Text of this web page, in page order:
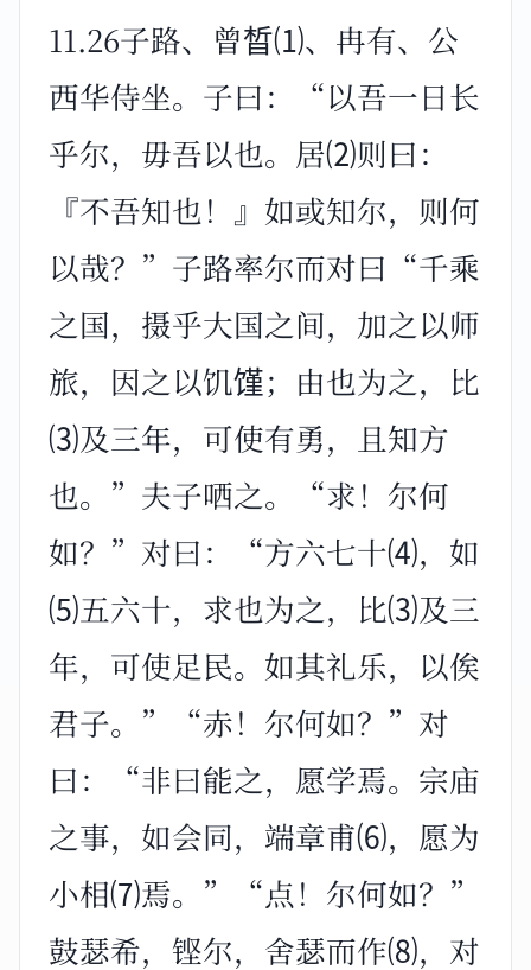
11.26子路、曾晳⑴、冉有、公
西华侍坐。子曰：“以吾一日长
乎尔，毋吾以也。居⑵则曰：
『不吾知也！』如或知尔，则何
以哉？”子路率尔而对曰“千乘
之国，摄乎大国之间，加之以师
旅，因之以饥馑；由也为之，比
⑶及三年，可使有勇，且知方
也。”夫子哂之。“求！尔何
如？”对曰：“方六七十⑷，如
⑸五六十，求也为之，比⑶及三
年，可使足民。如其礼乐，以俟
君子。”“赤！尔何如？”对
曰：“非曰能之，愿学焉。宗庙
之事，如会同，端章甫⑹，愿为
小相⑺焉。”“点！尔何如？”
鼓瑟希，铿尔，舍瑟而作⑻，对